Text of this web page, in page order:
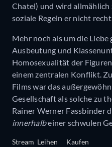
Chatel) und wird allmählich
soziale Regeln er nicht
Mehr noch als um die Liebe
Ausbeutung und
Homosexualität der
einem zentralen Konflikt.
Films war das
Gesellschaft als solche zu
Rainer Werner Fassbinder
innerhalbeiner schwulen
Stream Leihen Kaufen